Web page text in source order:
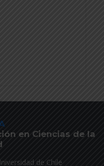
en Ciencias de la
de Chile